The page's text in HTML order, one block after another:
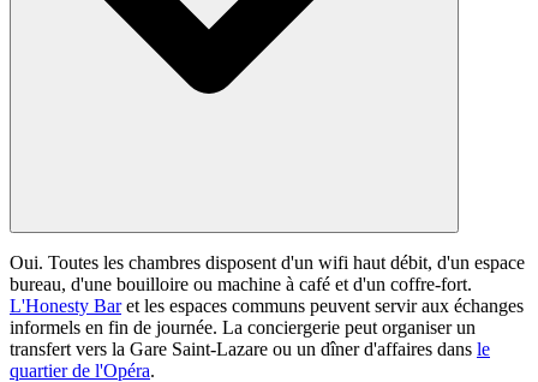
Oui. Toutes les chambres disposent d'un wifi haut débit, d'un espace
bureau, d'une bouilloire ou machine à café et d'un coffre-fort.
L'Honesty Baret les espaces communs peuvent servir aux échanges
informels en fin de journée. La conciergerie peut organiser un
transfert vers la Gare Saint-Lazare ou un dîner d'affaires dans le
quartier de l'Opéra.